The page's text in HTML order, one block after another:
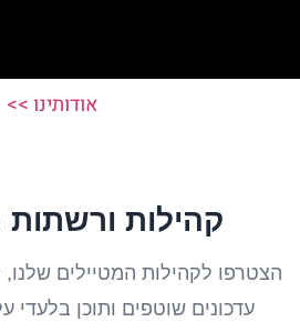
אודותינו >>
קהילות ורשתות
הצטרפו לקהילות המטיילים
עדכונים שוטפים ותוכן בלעדי